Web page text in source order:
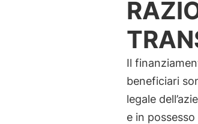
Il
beneficiari
legale
e in